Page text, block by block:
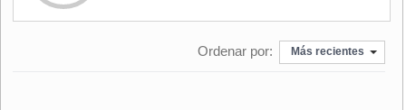
Ordenar por: Más recientes